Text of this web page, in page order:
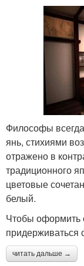
Философы
янь, стихиями
отражено в
традиционного
цветовые
белый.
Чтобы оформить
читать дальше →